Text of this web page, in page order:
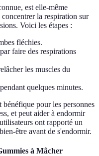
est elle-même
la respiration sur
Voici les étapes :
fléchies.
faire des respirations
les muscles du
quelques minutes.
pour les personnes
et peut aider à endormir
ont rapporté un
être avant de s'endormir.
à Mâcher